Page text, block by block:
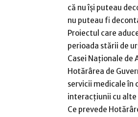
că nu își puteau
nu puteau fi
Proiectul care
perioada stării de
Casei Naționale de
Hotărârea de
servicii medicale în
interacțiunii cu alte
Ce prevede